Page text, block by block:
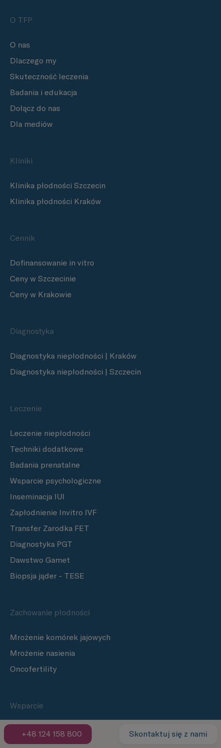
+48 124 158 800 Skontaktuj się z nami
O TFP
O nas
Dlaczego my
Skuteczność leczenia
Badania i edukacja
Dołącz do nas
Dla mediów
Kliniki
Klinika płodności Szczecin
Klinika płodności Kraków
Cennik
Dofinansowanie in vitro
Ceny w Szczecinie
Ceny w Krakowie
Diagnostyka
Diagnostyka niepłodności | Kraków
Diagnostyka niepłodności | Szczecin
Leczenie
Leczenie niepłodności
Techniki dodatkowe
Badania prenatalne
Wsparcie psychologiczne
Inseminacja IUI
Zapłodnienie Invitro IVF
Transfer Zarodka FET
Diagnostyka PGT
Dawstwo Gamet
Biopsja jąder - TESE
Zachowanie płodności
Mrożenie komórek jajowych
Mrożenie nasienia
Oncofertility
Wsparcie